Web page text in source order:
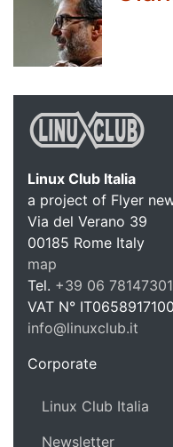
Linux Club Italia
a project of Flyer
Via del Verano 39
00185 Rome Italy
map
Tel. +39 06 78147301
VAT N°
info@linuxclub.it
Corporate
Linux Club Italia
Newsletter